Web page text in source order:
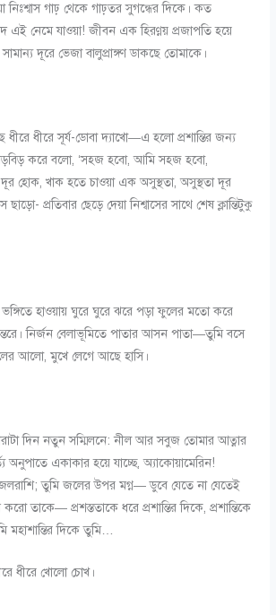
নিঃশ্বাস গাঢ় থেকে গাঢ়তর সুগন্ধের দিকে। কত
নেমে যাওয়া! জীবন এক হিরণ্ময় প্রজাপতি হয়ে
দূরে ভেজা বালুপ্রাঙ্গণ ডাকছে তোমাকে।
ধীরে ধীরে সূর্য-ডোবা দ্যাখো—এ হলো প্রশান্তির জন্য
করে বলো, ‘সহজ হবো, আমি সহজ হবো,
দূর হোক, খাক হতে চাওয়া এক অসুস্থতা, অসুস্থতা দূর
ছাড়ো- প্রতিবার ছেড়ে দেয়া নিশ্বাসের সাথে শেষ ক্লান্তিটুকু
ভঙ্গিতে হাওয়ায় ঘুরে ঘুরে ঝরে পড়া ফুলের মতো করে
নির্জন বেলাভূমিতে পাতার আসন পাতা—তুমি বসে
আলো, মুখে লেগে আছে হাসি।
দিন নতুন সম্মিলনে: নীল আর সবুজ তোমার আত্নার
অনুপাতে একাকার হয়ে যাচ্ছে, অ্যাকোয়ামেরিন!
জলরাশি; তুমি জলের উপর মগ্ন— ডুবে যেতে না যেতেই
তাকে— প্রশস্ততাকে ধরে প্রশান্তির দিকে, প্রশান্তিকে
মহাশান্তির দিকে তুমি…
ধীরে খোলো চোখ।